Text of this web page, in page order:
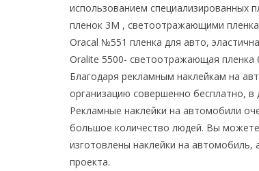
использованием специализированных
пленок 3М , светоотражающими
Oracal №551 пленка для авто,
Oralite 5500- светоотражающая
Благодаря рекламным наклейкам на
организацию совершенно бесплатно, в
Рекламные наклейки на автомобили
большое количество людей. Вы можете
изготовлены наклейки на
проекта.